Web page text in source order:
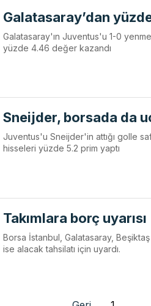
Galatasaray’dan
Galatasaray'ın Juventus'u 1-0
yüzde 4.46 değer kazandı
Sneijder, borsada da
Juventus'u Sneijder'in attığı golle
hisseleri yüzde 5.2 prim yaptı
Takımlara borç uyarısı
Borsa İstanbul, Galatasaray,
ise alacak tahsilatı için uyardı.